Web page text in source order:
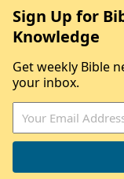
Sign Up for
Knowledge
Get weekly Bible
your inbox.